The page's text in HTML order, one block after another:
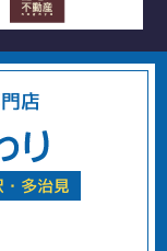
店
多治見